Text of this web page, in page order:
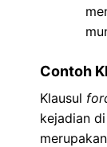
Contoh
Klausul
kejadian